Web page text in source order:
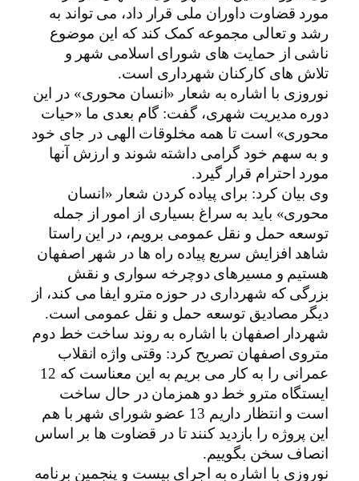
مورد قضاوت داوران ملی قرار داد، می تواند به
رشد و تعالی مجموعه کمک کند که این موضوع
ناشی از حمایت های شورای اسلامی شهر و
تلاش های کارکنان شهرداری است.
نوروزی با اشاره به شعار «انسان محوری» در این
دوره مدیریت شهری، گفت: گام بعدی ما «حیات
محوری» است تا همه مخلوقات الهی در جای خود
و به سهم خود گرامی داشته شوند و ارزش آنها
مورد احترام قرار گیرد.
وی بیان کرد: برای پیاده کردن شعار «انسان
محوری» باید به سراغ بسیاری از امور از جمله
توسعه حمل و نقل عمومی برویم، در این راستا
شاهد افزایش سریع پیاده راه ها در شهر اصفهان
هستیم و مسیرهای دوچرخه سواری و نقش
بزرگی که شهرداری در حوزه مترو ایفا می کند، از
دیگر مصادیق توسعه حمل و نقل عمومی است.
شهردار اصفهان با اشاره به روند ساخت خط دوم
متروی اصفهان تصریح کرد: وقتی واژه انقلاب
عمرانی را به کار می بریم به این معناست که 12
ایستگاه مترو خط دو همزمان در حال ساخت
است و انتظار داریم 13 عضو شورای شهر با هم
این پروژه را بازدید کنند تا در قضاوت ها بر اساس
انصاف سخن بگوییم.
نوروزی با اشاره به اجرای بیست و پنجمین برنامه